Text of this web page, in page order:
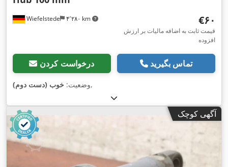
Wiefelstede ۴٬۲۸۰ km ‎€۶۰
قیمت ثابت به اضافه مالیات بر ارزش
افزوده
درخواست کردن تماس بگیرید
وضعیت: خوب (دست دوم) ,
آگهی کوچک